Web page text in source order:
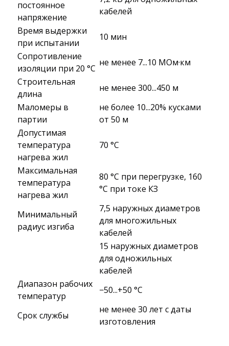
постоянное
напряжение
кабелей
Время выдержки
при испытании
10 мин
Сопротивление
изоляции при 20 °С
не менее 7...10 МОм·км
Строительная
длина
не менее 300...450 м
Маломеры в
партии
не более 10...20% кусками
от 50 м
Допустимая
температура
нагрева жил
70 °C
Максимальная
температура
нагрева жил
80 °C при перегрузке, 160
°C при токе КЗ
Минимальный
радиус изгиба
7,5 наружных диаметров
для многожильных
кабелей
15 наружных диаметров
для одножильных
кабелей
Диапазон рабочих
температур
−50...+50 °C
Срок службы
не менее 30 лет с даты
изготовления